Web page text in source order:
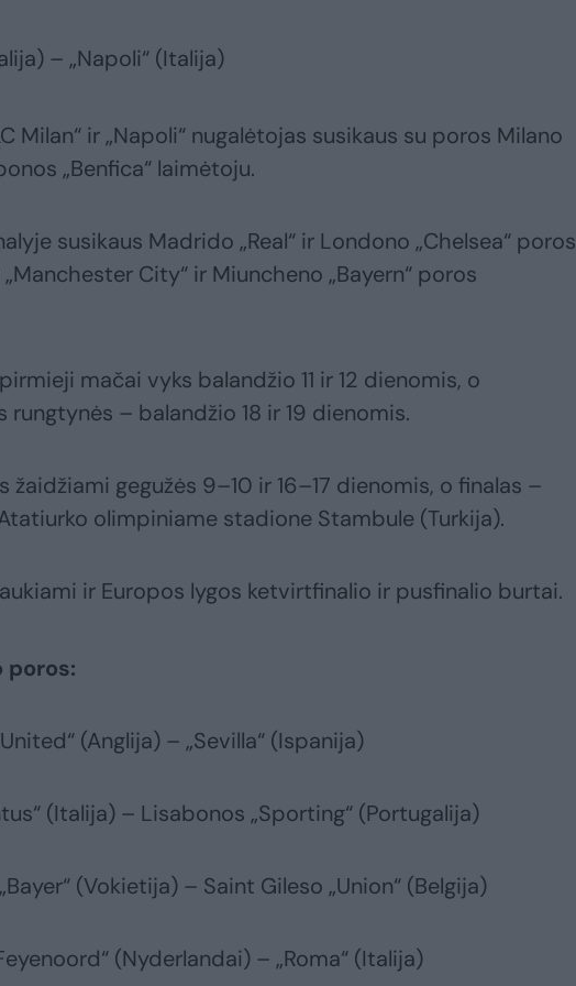
– „Napoli“ (Italija)
Milan“ ir „Napoli“ nugalėtojas susikaus su poros Milano
„Benfica“ laimėtoju.
susikaus Madrido „Real“ ir Londono „Chelsea“ poros
City“ ir Miuncheno „Bayern“ poros
mačai vyks balandžio 11 ir 12 dienomis, o
rungtynės – balandžio 18 ir 19 dienomis.
žaidžiami gegužės 9–10 ir 16–17 dienomis, o finalas –
olimpiniame stadione Stambule (Turkija).
ir Europos lygos ketvirtfinalio ir pusfinalio burtai.
poros:
(Anglija) – „Sevilla“ (Ispanija)
(Italija) – Lisabonos „Sporting“ (Portugalija)
(Vokietija) – Saint Gileso „Union“ (Belgija)
(Nyderlandai) – „Roma“ (Italija)